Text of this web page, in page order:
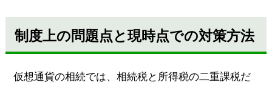
制度上の問題点と現時点での対策方法
仮想通貨の相続では、相続税と所得税の二重課税だ